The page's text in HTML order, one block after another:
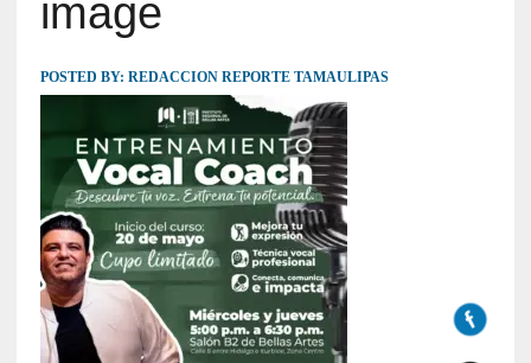
image
POSTED BY: REDACCION REPORTE TAMAULIPAS